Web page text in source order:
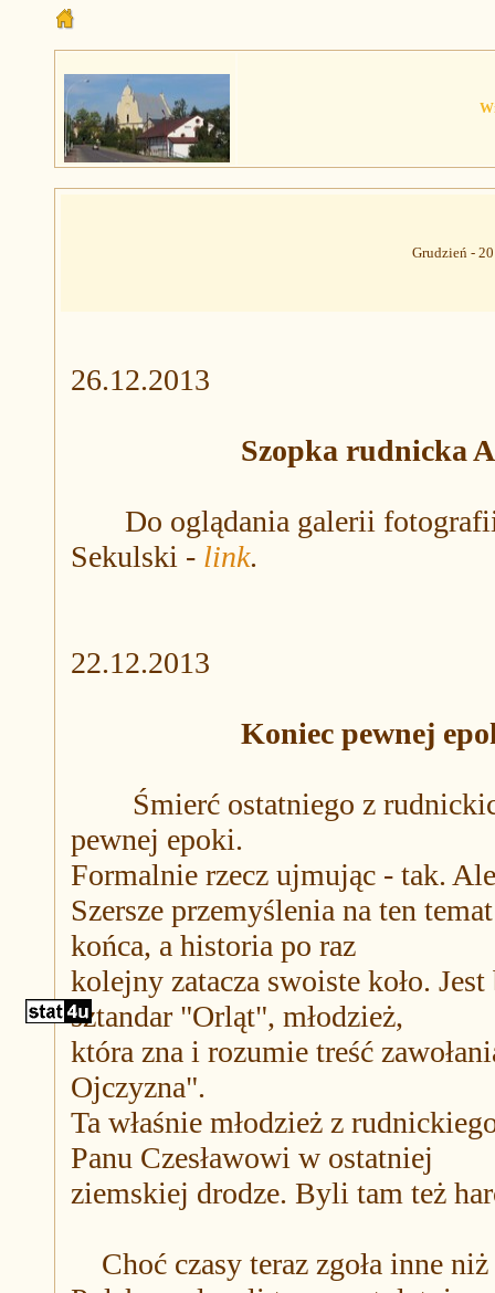
Grudzień -
26.12.2013
Szopka rudnicka
Do oglądania galerii
Sekulski - link.
22.12.2013
Koniec pewnej
Śmierć ostatniego z
pewnej epoki.
Formalnie rzecz ujmując - tak.
Szersze przemyślenia na ten
końca, a historia po raz
kolejny zatacza swoiste koło.
sztandar "Orląt", młodzież,
która zna i rozumie treść
Ojczyzna".
Ta właśnie młodzież z
Panu Czesławowi w ostatniej
ziemskiej drodze. Byli tam też
Choć czasy teraz zgoła inne